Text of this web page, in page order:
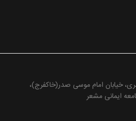
خیابان امام موسی صدر(خاکفرج)،